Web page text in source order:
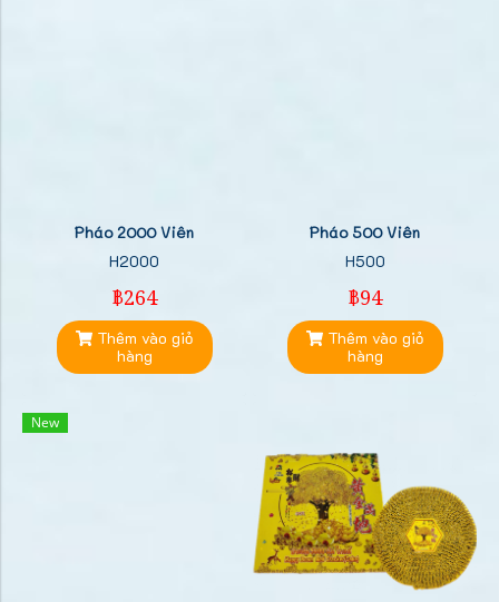
Pháo 2000 Viên
H2000
฿264
hàng
Pháo 500 Viên
H500
฿94
hàng
New